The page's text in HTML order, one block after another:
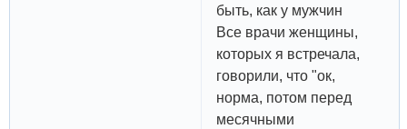
быть, как у мужчин
Все врачи женщины,
которых я встречала,
говорили, что "ок,
норма, потом перед
месячными